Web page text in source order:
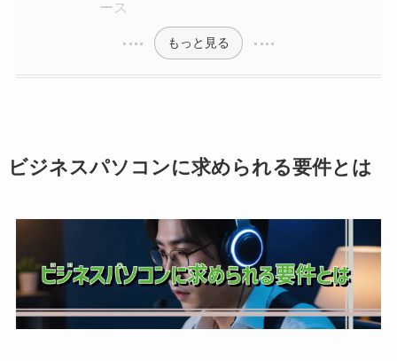
ース
もっと見る
ビジネスパソコンに求められる要件とは